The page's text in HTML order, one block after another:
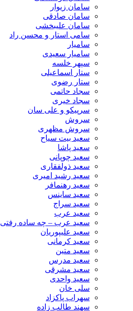
سامان زیوار
سامان صادقی
سامان علیبخشی
سامی استار و محسن راد
سامیار
سامیار سعیدی
سپهر خلسه
ستار اسماعیلی
ستار رضوی
سجاد حاتمی
سجاد خیری
سرپیکو و علی سان
سروش
سروش مظهری
سعید بیت سیاح
سعید پاشا
سعید چوپانی
سعید ذولفقاری
سعید رشید امیری
سعید رهنمافر
سعید ساینس
سعید سراج
سعید عرب
سعید عرب – چه ساده رفتی
سعید علیپوریان
سعید کرمانی
سعید متین
سعید مدرس
سعید مشرقی
سعید واحدی
سلی خان
سهراب پاکزاد
سهند طالب زاده